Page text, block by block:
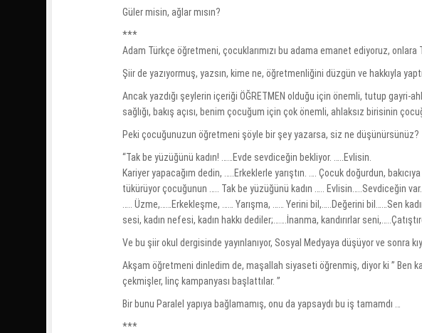
Güler misin, ağlar mısın?
***
Adam Türkçe öğretmeni, çocuklarımızı bu adama emanet ediyoruz, onlara
Şiir de yazıyormuş, yazsın, kime ne, öğretmenliğini düzgün ve hakkıyla
Ancak yazdığı şeylerin içeriği ÖĞRETMEN olduğu için önemli, tutup gayri-
sağlığı, bakış açısı, benim çocuğum için çok önemli, ahlaksız birisinin
Peki çocuğunuzun öğretmeni şöyle bir şey yazarsa, siz ne düşünürsünüz?
“Tak be yüzüğünü kadın! ……Evde sevdiceğin bekliyor. …..Evlisin.
Kariyer yapacağım dedin, …..Erkeklerle yarıştın. …. Çocuk doğurdun,
tükürüyor çocuğunun ….. Tak be yüzüğünü kadın ….. Evlisin…..Sevdiceğin
….. Üzme,……Erkekleşme, …… Yarışma, …… Yerini bil,…..Değerini bil……Sen
sesi, kadın nefesi, kadın hakkı dediler;…….İnanma, kandırırlar
Ve bu şiir okul dergisinde yayınlanıyor, Sosyal Medyaya düşüyor ve sonra
Akşam öğretmeni dinledim de, maşallah siyaseti öğrenmiş, diyor ki ” Ben
çekmişler, linç kampanyası başlattılar. ”
Bir bunu Paralel yapıya bağlamamış, onu da yapsaydı bu iş tamamdı …
***